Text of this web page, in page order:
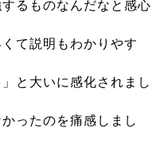
るものなんだなと感心
て説明もわかりやす
と大いに感化されまし
ったのを痛感しまし